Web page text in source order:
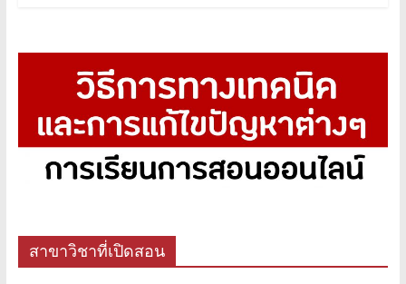
สาขาวิชาที่เปิดสอน